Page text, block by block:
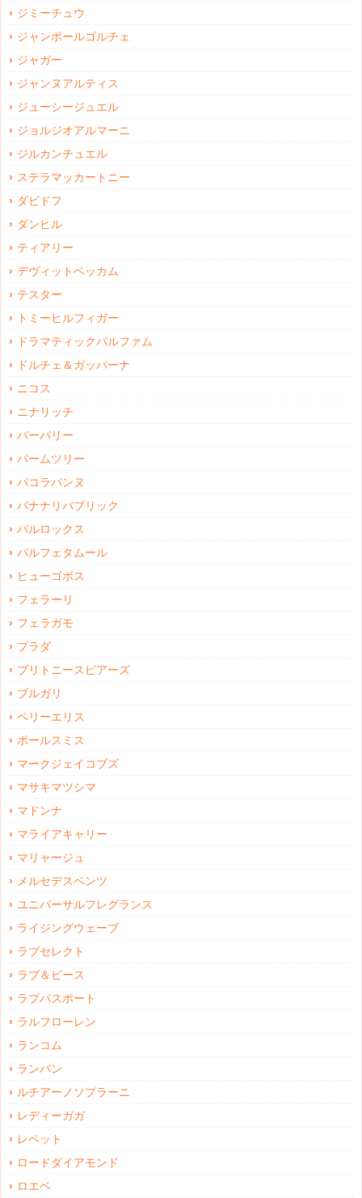
ジミーチュウ
ジャンポールゴルチェ
ジャガー
ジャンヌアルティス
ジューシージュエル
ジョルジオアルマーニ
ジルカンチュエル
ステラマッカートニー
ダビドフ
ダンヒル
ティアリー
デヴィットベッカム
テスター
トミーヒルフィガー
ドラマティックパルファム
ドルチェ＆ガッバーナ
ニコス
ニナリッチ
バーバリー
パームツリー
パコラバンヌ
バナナリパブリック
パルロックス
パルフェタムール
ヒューゴボス
フェラーリ
フェラガモ
プラダ
ブリトニースピアーズ
ブルガリ
ペリーエリス
ポールスミス
マークジェイコブズ
マサキマツシマ
マドンナ
マライアキャリー
マリャージュ
メルセデスベンツ
ユニバーサルフレグランス
ライジングウェーブ
ラブセレクト
ラブ＆ピース
ラブパスポート
ラルフローレン
ランコム
ランバン
ルチアーノソプラーニ
レディーガガ
レペット
ロードダイアモンド
ロエベ